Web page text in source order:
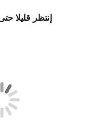
إنتظر قليلا